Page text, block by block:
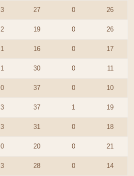
3 27 0
26
2 19 0
26
1 16 0
17
1 30 0
11
0 37 0
10
3 37 1
19
3 31 0
18
0 20 0
21
3 28 0
14